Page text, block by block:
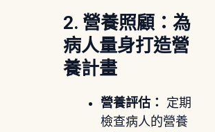
2. 營養照顧：為
病人量身打造營
養計畫
營養評估：
定期
檢查病人的營養